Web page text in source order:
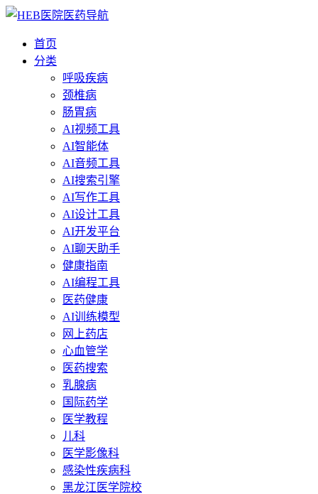
首页
分类
呼吸疾病
颈椎病
肠胃病
AI视频工具
AI智能体
AI音频工具
AI搜索引擎
AI写作工具
AI设计工具
AI开发平台
AI聊天助手
健康指南
AI编程工具
医药健康
AI训练模型
网上药店
心血管学
医药搜索
乳腺病
国际药学
医学教程
儿科
医学影像科
感染性疾病科
黑龙江医学院校